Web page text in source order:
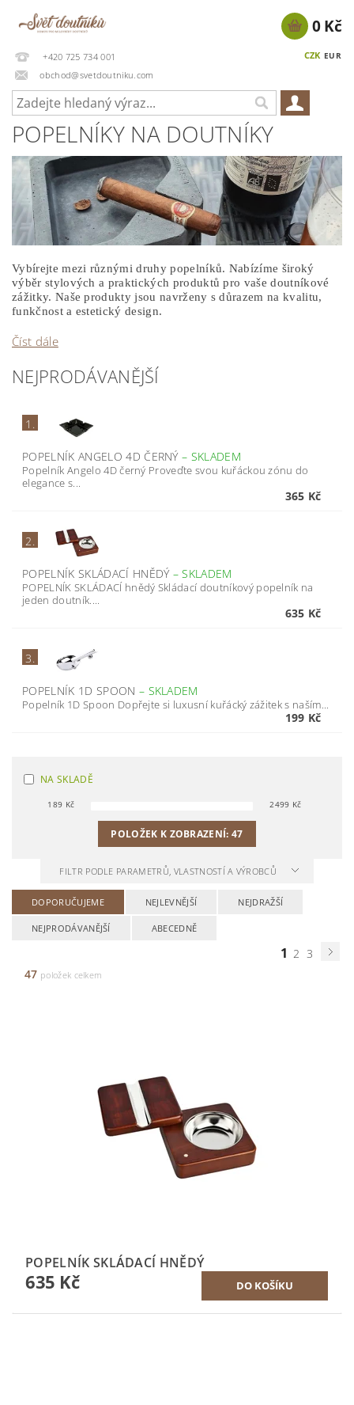
+420 725 734 001
obchod@svetdoutniku.com
CZK EUR
0 Kč
POPELNÍKY NA DOUTNÍKY
Vybírejte mezi různými druhy popelníků. Nabízíme široký
výběr stylových a praktických produktů pro vaše doutníkové
zážitky. Naše produkty jsou navrženy s důrazem na kvalitu,
funkčnost a estetický design.
Číst dále
NEJPRODÁVANĚJŠÍ
1.
POPELNÍK ANGELO 4D ČERNÝ– SKLADEM
Popelník Angelo 4D černý Proveďte svou kuřáckou zónu do
elegance s...
365 Kč
2.
POPELNÍK SKLÁDACÍ HNĚDÝ – SKLADEM
POPELNÍK SKLÁDACÍ hnědý Skládací doutníkový popelník na
jeden doutník....
635 Kč
3.
POPELNÍK 1D SPOON – SKLADEM
Popelník 1D Spoon Dopřejte si luxusní kuřácký zážitek s naším...
199 Kč
NA SKLADĚ
189 Kč 2499 Kč
POLOŽEK K ZOBRAZENÍ:47
FILTR PODLE PARAMETRŮ, VLASTNOSTÍ A VÝROBCŮ
DOPORUČUJEME NEJLEVNĚJŠÍ NEJDRAŽŠÍ
NEJPRODÁVANĚJŠÍ ABECEDNĚ
1 2 3
47 položek celkem
POPELNÍK SKLÁDACÍ HNĚDÝ
635 Kč